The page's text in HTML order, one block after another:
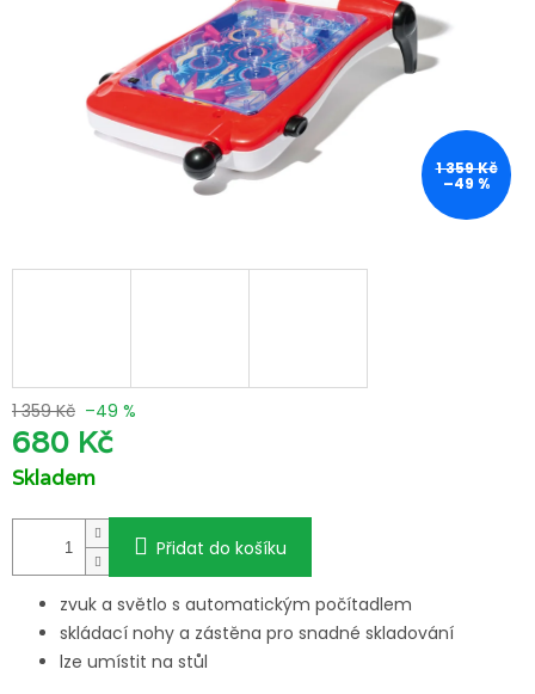
1 359 Kč
–49 %
1 359 Kč –49 %
680 Kč
Skladem
Přidat do košíku
zvuk a světlo s automatickým počítadlem
skládací nohy a zástěna pro snadné skladování
lze umístit na stůl